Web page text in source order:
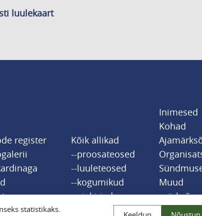
luulekaart
register
Kõik allikad
--proosateosed
--luuleteosed
--kogumikud
--ajakirjad
Inimesed
Kohad
Muud
statistikaks.